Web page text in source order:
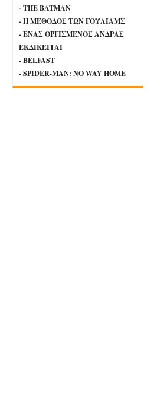
- THE BATMAN
- Η ΜΕΘΟΔΟΣ ΤΩΝ ΓΟΥΛΙΑΜΣ
- ΕΝΑΣ ΟΡΓΙΣΜΕΝΟΣ ΑΝΔΡΑΣ
ΕΚΔΙΚΕΙΤΑΙ
- BELFAST
- SPIDER-MAN: NO WAY HOME